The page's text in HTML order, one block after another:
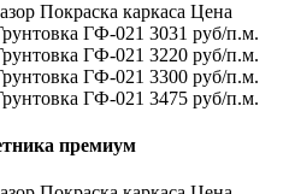
Покраска каркаса Цена
ГФ-021 3031 руб/п.м.
ГФ-021 3220 руб/п.м.
ГФ-021 3300 руб/п.м.
ГФ-021 3475 руб/п.м.
премиум